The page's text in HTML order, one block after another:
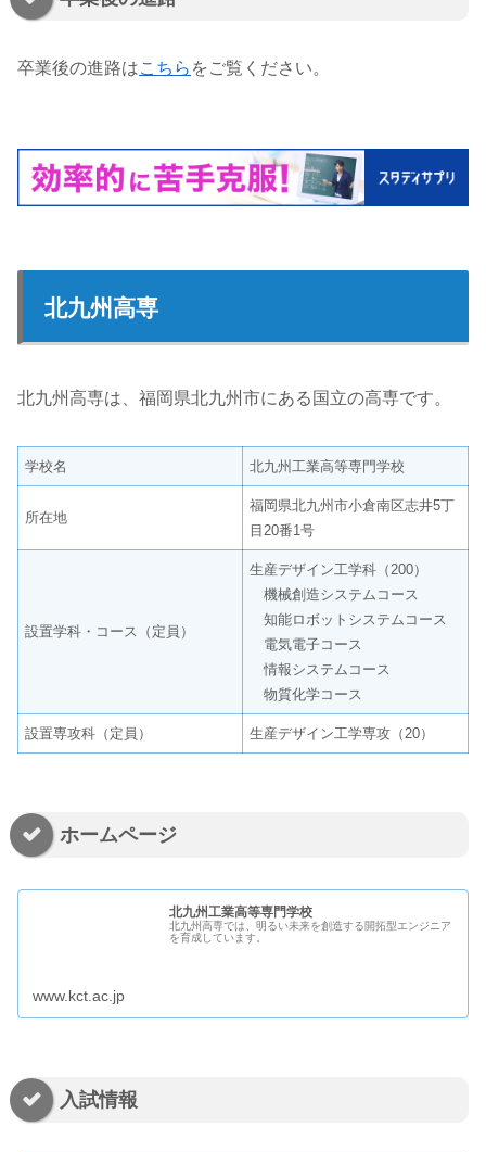
卒業後の進路はこちら をご覧ください。
北九州高専
北九州高専は、福岡県北九州市にある国立の高専です。
学校名 北九州工業高等専門学校
所在地
福岡県北九州市小倉南区志井5丁
目20番1号
設置学科・コース（定員）
生産デザイン工学科（200）
機械創造システムコース
知能ロボットシステムコース
電気電子コース
情報システムコース
物質化学コース
設置専攻科（定員） 生産デザイン工学専攻（20）
ホームページ
北九州工業高等専門学校
北九州高専では、明るい未来を創造する開拓型エンジニア
を育成しています。
www.kct.ac.jp
入試情報